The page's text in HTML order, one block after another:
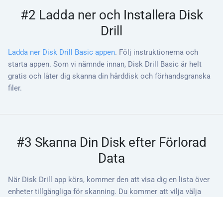
#2 Ladda ner och Installera Disk
Drill
Ladda ner Disk Drill Basic appen. Följ instruktionerna och
starta appen. Som vi nämnde innan, Disk Drill Basic är helt
gratis och låter dig skanna din hårddisk och förhandsgranska
filer.
#3 Skanna Din Disk efter Förlorad
Data
När Disk Drill app körs, kommer den att visa dig en lista över
enheter tillgängliga för skanning. Du kommer att vilja välja